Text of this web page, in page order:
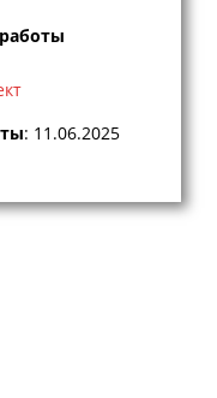
: 11.06.2025